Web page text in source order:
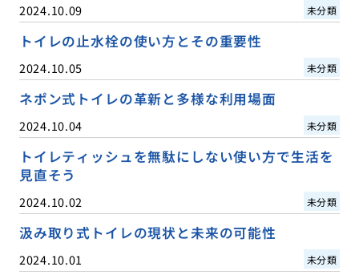
2024.10.09 未分類
トイレの止水栓の使い方とその重要性
2024.10.05 未分類
ネポン式トイレの革新と多様な利用場面
2024.10.04 未分類
トイレティッシュを無駄にしない使い方で生活を
見直そう
2024.10.02 未分類
汲み取り式トイレの現状と未来の可能性
2024.10.01 未分類